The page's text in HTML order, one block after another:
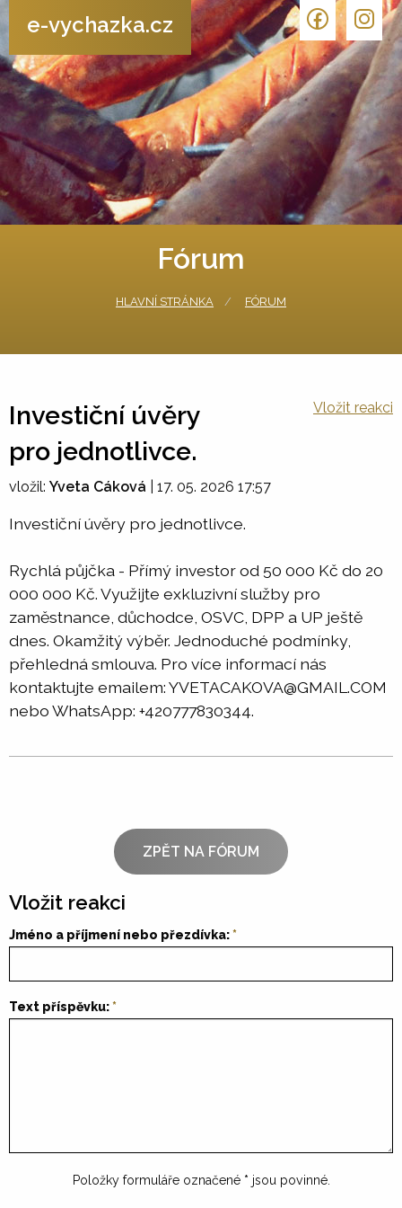
e-vychazka.cz
Fórum
HLAVNÍ STRÁNKA FÓRUM
Investiční úvěry
pro jednotlivce.
Vložit reakci
vložil: Yveta Cáková 17. 05. 2026 17:57
Investiční úvěry pro jednotlivce.
Rychlá půjčka - Přímý investor od 50 000 Kč do 20
000 000 Kč. Využijte exkluzivní služby pro
zaměstnance, důchodce, OSVC, DPP a UP ještě
dnes. Okamžitý výběr. Jednoduché podmínky,
přehledná smlouva. Pro více informací nás
kontaktujte emailem: YVETACAKOVA@GMAIL.COM
nebo WhatsApp: +420777830344.
ZPĚT NA FÓRUM
Vložit reakci
Jméno a příjmení nebo přezdívka:
Text příspěvku:
Položky formuláře označené * jsou povinné.